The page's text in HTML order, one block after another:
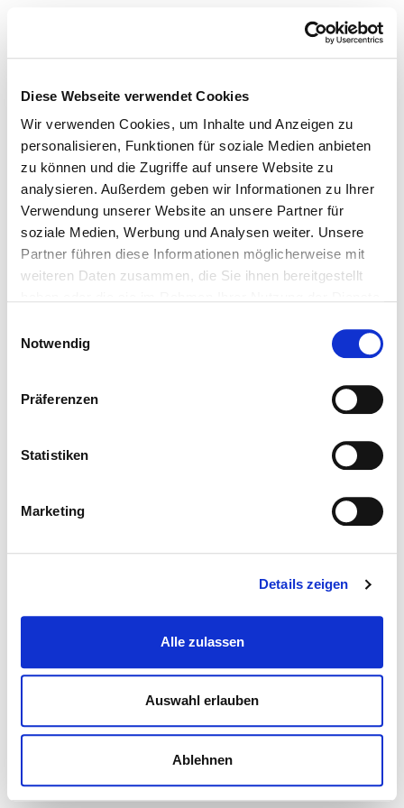
Diese Webseite verwendet Cookies
Wir verwenden Cookies, um Inhalte und Anzeigen zu
personalisieren, Funktionen für soziale Medien anbieten
zu können und die Zugriffe auf unsere Website zu
analysieren. Außerdem geben wir Informationen zu Ihrer
Verwendung unserer Website an unsere Partner für
soziale Medien, Werbung und Analysen weiter. Unsere
Partner führen diese Informationen möglicherweise mit
weiteren Daten zusammen, die Sie ihnen bereitgestellt
Notwendig
Präferenzen
Statistiken
Marketing
Details zeigen
Alle zulassen
Auswahl erlauben
Ablehnen